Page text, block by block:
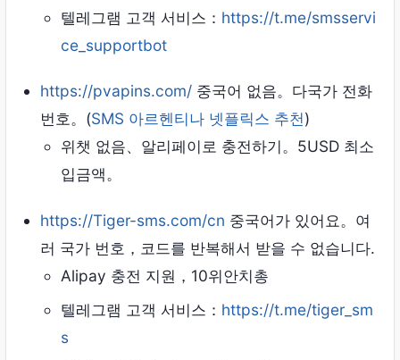
텔레그램 고객 서비스： https://t.me/smsservi
ce_supportbot
https://pvapins.com/ 중국어 없음。다국가 전화
번호。(SMS 아르헨티나 넷플릭스 추천)
위챗 없음、알리페이로 ​​충전하기。5USD 최소
입금액。
https://Tiger-sms.com/cn 중국어가 있어요。여
러 국가 번호，코드를 반복해서 받을 수 없습니다.
Alipay 충전 지원，10위안치총
텔레그램 고객 서비스： https://t.me/tiger_sm
s